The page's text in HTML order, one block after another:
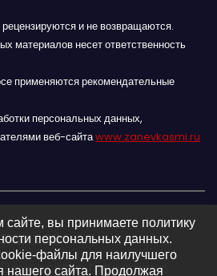
и не возвращаются.
материалов несет ответственность
применяются рекомендательные
персональных данных,
веб-сайтаwww.zanevkasmi.ru
16+
городского
сайте, вы принимаете политику
персональных данных.
файлы для наилучшего
нашего сайта. Продолжая